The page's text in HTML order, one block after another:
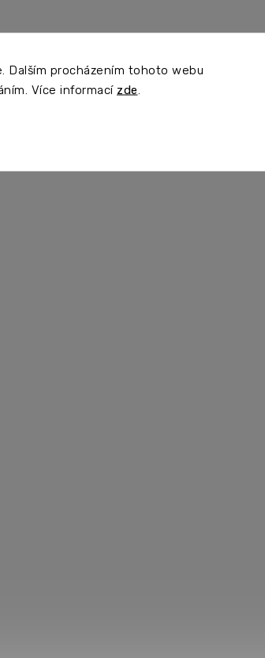
Dalším procházením tohoto webu
Více informací zde